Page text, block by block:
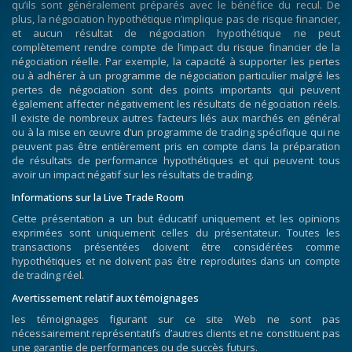
qu’ils sont généralement préparés avec le bénéfice du recul. De
plus, la négociation hypothétique n’implique pas de risque financier,
et aucun résultat de négociation hypothétique ne peut
complètement rendre compte de l’impact du risque financier de la
négociation réelle. Par exemple, la capacité à supporter les pertes
ou à adhérer à un programme de négociation particulier malgré les
pertes de négociation sont des points importants qui peuvent
également affecter négativement les résultats de négociation réels.
Il existe de nombreux autres facteurs liés aux marchés en général
ou à la mise en œuvre d’un programme de trading spécifique qui ne
peuvent pas être entièrement pris en compte dans la préparation
de résultats de performance hypothétiques et qui peuvent tous
avoir un impact négatif sur les résultats de trading.
Informations sur la Live Trade Room
Cette présentation a un but éducatif uniquement et les opinions
exprimées sont uniquement celles du présentateur. Toutes les
transactions présentées doivent être considérées comme
hypothétiques et ne doivent pas être reproduites dans un compte
de trading réel.
Avertissement relatif aux témoignages
les témoignages figurant sur ce site Web ne sont pas
nécessairement représentatifs d’autres clients et ne constituent pas
une garantie de performances ou de succès futurs.